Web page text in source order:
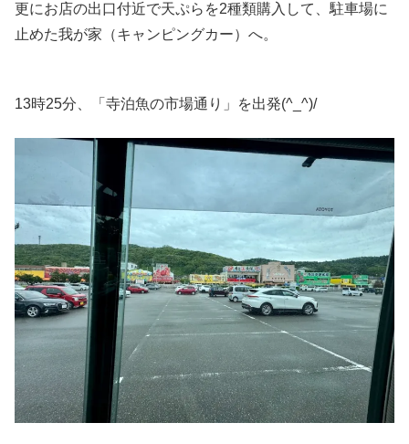
更にお店の出口付近で天ぷらを2種類購入して、駐車場に
止めた我が家（キャンピングカー）へ。
13時25分、「寺泊魚の市場通り」を出発(^_^)/